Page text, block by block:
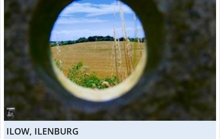
ILOW, ILENBURG